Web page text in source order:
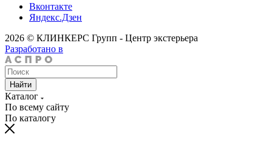
Вконтакте
Яндекс.Дзен
2026 © КЛИНКЕРС Групп - Центр экстерьера
Разработано в
Найти
Каталог
По всему сайту
По каталогу